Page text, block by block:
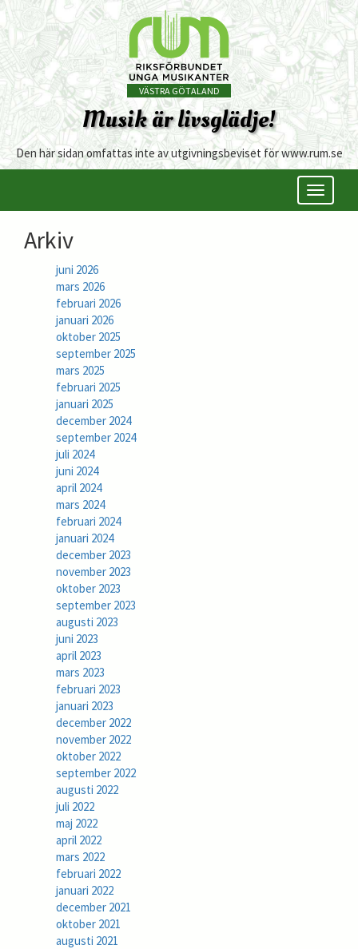
VÄSTRA GÖTALAND
Musik är livsglädje!
Den här sidan omfattas inte av utgivningsbeviset för www.rum.se
Öppna/
meny
Arkiv
juni 2026
mars 2026
februari 2026
januari 2026
oktober 2025
september 2025
mars 2025
februari 2025
januari 2025
december 2024
september 2024
juli 2024
juni 2024
april 2024
mars 2024
februari 2024
januari 2024
december 2023
november 2023
oktober 2023
september 2023
augusti 2023
juni 2023
april 2023
mars 2023
februari 2023
januari 2023
december 2022
november 2022
oktober 2022
september 2022
augusti 2022
juli 2022
maj 2022
april 2022
mars 2022
februari 2022
januari 2022
december 2021
oktober 2021
augusti 2021